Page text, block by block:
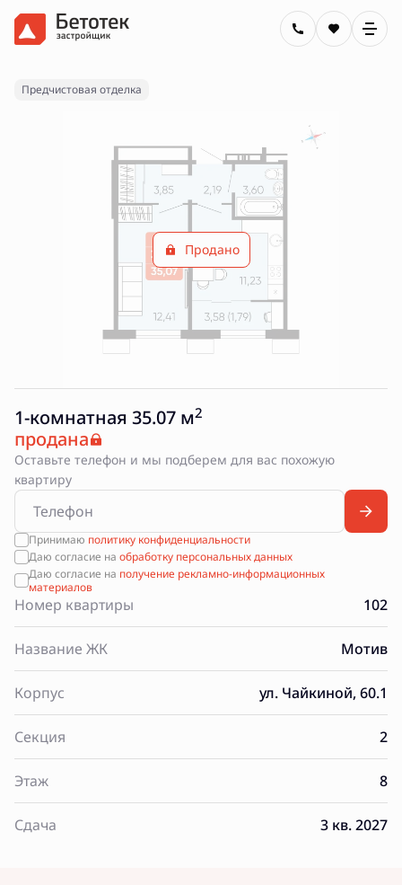
1-комнатная35.07 м Цена по запросу
Ипотекаот 21 943 руб.
Предчистовая отделка
Продано
1-комнатная 35.07 м2
продана
Оставьте телефон и мы подберем для вас похожую
квартиру
Принимаю политику конфиденциальности
Даю согласие на обработку персональных данных
Даю согласие на получение рекламно-информационных
материалов
Номер квартиры 102
Название ЖК Мотив
Корпус ул. Чайкиной, 60.1
Секция 2
Этаж 8
Сдача 3 кв. 2027